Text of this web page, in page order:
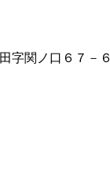
字関ノ口６７－６